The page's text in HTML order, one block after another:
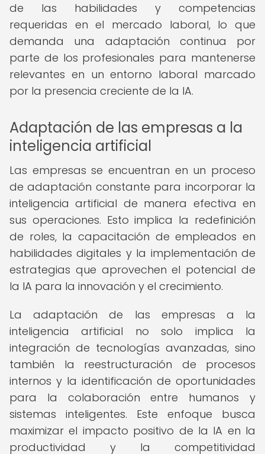
de las habilidades y competencias
requeridas en el mercado laboral, lo que
demanda una adaptación continua por
parte de los profesionales para mantenerse
relevantes en un entorno laboral marcado
por la presencia creciente de la IA.
Adaptación de las empresas a la
inteligencia artificial
Las empresas se encuentran en un proceso
de adaptación constante para incorporar la
inteligencia artificial de manera efectiva en
sus operaciones. Esto implica la redefinición
de roles, la capacitación de empleados en
habilidades digitales y la implementación de
estrategias que aprovechen el potencial de
la IA para la innovación y el crecimiento.
La adaptación de las empresas a la
inteligencia artificial no solo implica la
integración de tecnologías avanzadas, sino
también la reestructuración de procesos
internos y la identificación de oportunidades
para la colaboración entre humanos y
sistemas inteligentes. Este enfoque busca
maximizar el impacto positivo de la IA en la
productividad y la competitividad